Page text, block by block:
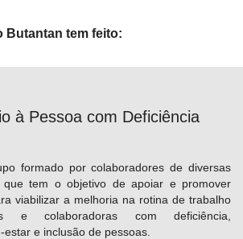
Butantan tem feito:
à Pessoa com Deficiência
formado por colaboradores de diversas
que tem o objetivo de apoiar e promover
viabilizar a melhoria na rotina de trabalho
e colaboradoras com deficiência,
e inclusão de pessoas.